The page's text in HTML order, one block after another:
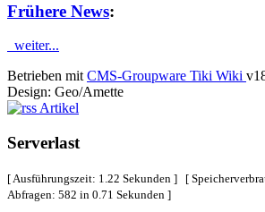
Frühere News:
weiter...
Betrieben mit CMS-Groupware Tiki Wiki
Design: Geo/Amette
Artikel
Serverlast
[ Ausführungszeit: 1.22 Sekunden ] [
Abfragen: 582 in 0.71 Sekunden ]